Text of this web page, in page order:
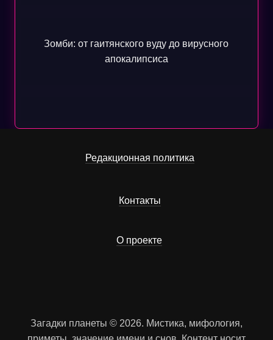
Зомби: от гаитянского вуду до вирусного
апокалипсиса
Редакционная политика
Контакты
О проекте
Загадки планеты © 2026. Мистика, мифология,